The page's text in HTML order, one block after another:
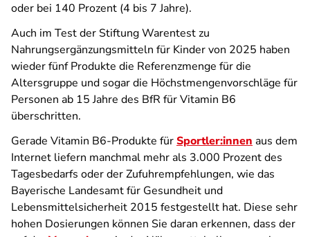
oder bei 140 Prozent (4 bis 7 Jahre).
Auch im Test der Stiftung Warentest zu
Nahrungsergänzungsmitteln für Kinder von 2025 haben
wieder fünf Produkte die Referenzmenge für die
Altersgruppe und sogar die Höchstmengenvorschläge für
Personen ab 15 Jahre des BfR für Vitamin B6
überschritten.
Gerade Vitamin B6-Produkte fürSportler:innen aus dem
Internet liefern manchmal mehr als 3.000 Prozent des
Tagesbedarfs oder der Zufuhrempfehlungen, wie das
Bayerische Landesamt für Gesundheit und
Lebensmittelsicherheit 2015 festgestellt hat. Diese sehr
hohen Dosierungen können Sie daran erkennen, dass der